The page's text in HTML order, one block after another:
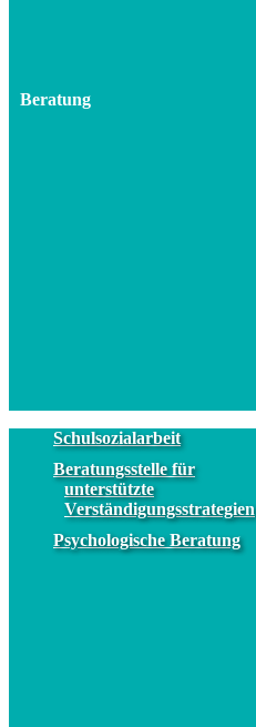
Beratung
Schulsozialarbeit
Beratungsstelle für
unterstützte
Verständigungsstrategien
Psychologische Beratung